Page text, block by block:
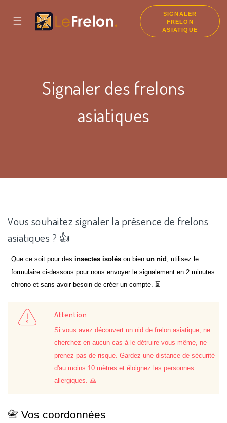
☰
SIGNALER
FRELON
ASIATIQUE
Signaler des frelons
asiatiques
Vous souhaitez signaler la présence de frelons
asiatiques ? 👍
Que ce soit pour desinsectes isolés ou bienun nid , utilisez le
formulaire ci-dessous pour nous envoyer le signalement en 2 minutes
chrono et sans avoir besoin de créer un compte. ⏳
Attention
Si vous avez découvert un nid de frelon asiatique, ne
cherchez en aucun cas à le détruire vous même, ne
prenez pas de risque. Gardez une distance de sécurité
d'au moins 10 mètres et éloignez les personnes
allergiques. 🙏
📇 Vos coordonnées